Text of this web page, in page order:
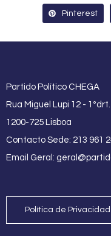
Pinterest
Partido Político CHEGA
Rua Miguel Lupi 12 - 1ºdrt.
1200-725 Lisboa
Contacto Sede: 213 961
Email Geral:
Política de